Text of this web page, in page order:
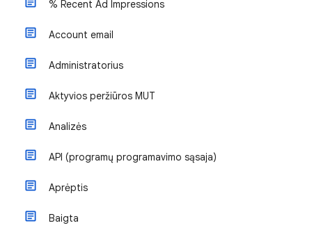
% Recent Ad Impressions
Account email
Administratorius
Aktyvios peržiūros MUT
Analizės
API (programų programavimo sąsaja)
Aprėptis
Baigta